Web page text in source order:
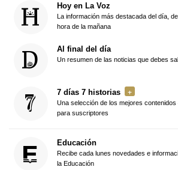
Hoy en La Voz
La información más destacada del día,
hora de la mañana
Al final del día
Un resumen de las noticias que debes
7 días 7 historias
Una selección de los mejores
para suscriptores
Educación
Recibe cada lunes novedades e
la Educación